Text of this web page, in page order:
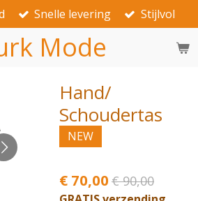
Mode
Snelle levering Stijlvol
Hand/
Schoudertas
NEW
€ 70,00 € 90,00